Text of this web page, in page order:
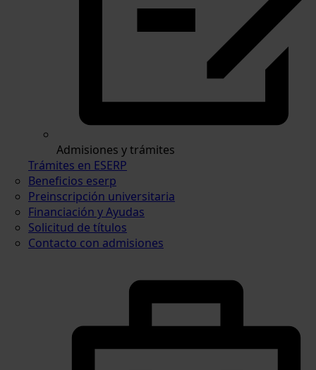
Admisiones y trámites
Trámites en ESERP
Beneficios eserp
Preinscripción universitaria
Financiación y Ayudas
Solicitud de títulos
Contacto con admisiones